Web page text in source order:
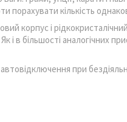
кількість
корпус і
в більшості аналогічних
при